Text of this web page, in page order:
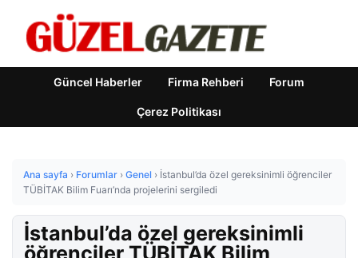
Güncel Haberler Firma Rehberi Forum
Çerez Politikası
Ana sayfa › Forumlar › Genel › İstanbul’da özel gereksinimli öğrenciler
TÜBİTAK Bilim Fuarı’nda projelerini sergiledi
İstanbul’da özel gereksinimli
öğrenciler TÜBİTAK Bilim